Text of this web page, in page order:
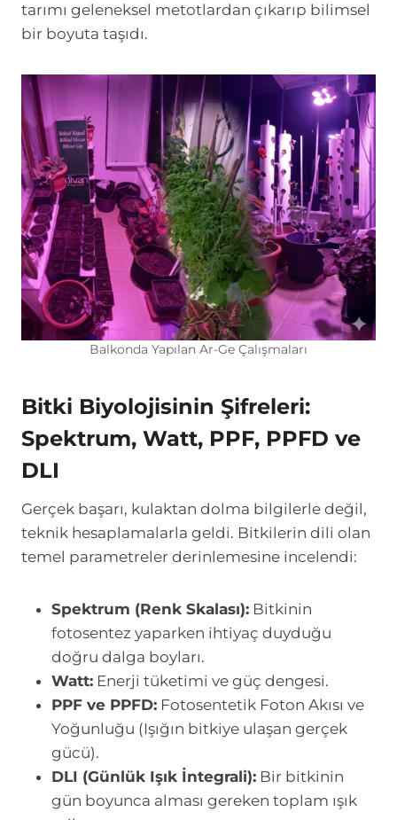
tarımı geleneksel metotlardan çıkarıp bilimsel
bir boyuta taşıdı.
Balkonda Yapılan Ar-Ge Çalışmaları
Bitki Biyolojisinin Şifreleri:
Spektrum, Watt, PPF, PPFD ve
DLI
Gerçek başarı, kulaktan dolma bilgilerle değil,
teknik hesaplamalarla geldi. Bitkilerin dili olan
temel parametreler derinlemesine incelendi:
Spektrum (Renk Skalası): Bitkinin
fotosentez yaparken ihtiyaç duyduğu
doğru dalga boyları.
Watt: Enerji tüketimi ve güç dengesi.
PPF ve PPFD: Fotosentetik Foton Akısı ve
Yoğunluğu (Işığın bitkiye ulaşan gerçek
gücü).
DLI (Günlük Işık İntegrali): Bir bitkinin
gün boyunca alması gereken toplam ışık